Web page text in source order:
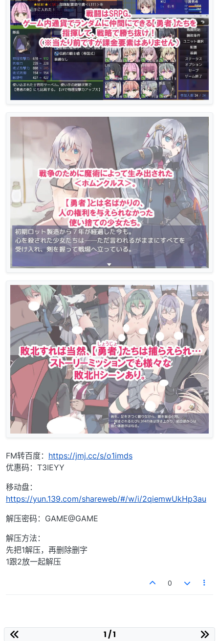
FM转百度： https://jmj.cc/s/o1imds
优惠码：T3IEYY
移动盘：
https://yun.139.com/shareweb/#/w/i/2qiemwUkHp3au
解压密码：GAME@GAME
解压方法：
先把1解压，再删除删字
1跟2放一起解压
0
1 / 1